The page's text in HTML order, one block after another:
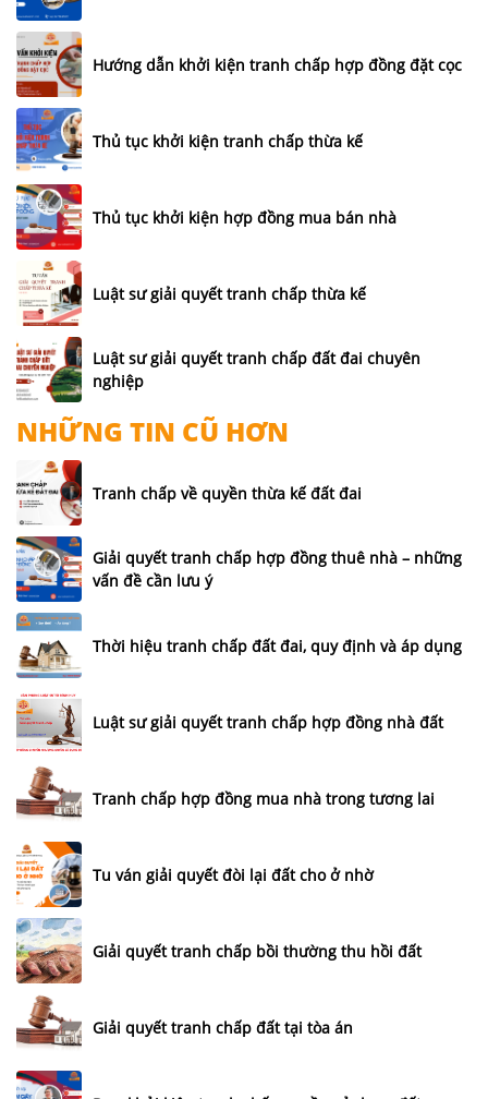
Hướng dẫn khởi kiện tranh chấp hợp đồng đặt cọc
Thủ tục khởi kiện tranh chấp thừa kế
Thủ tục khởi kiện hợp đồng mua bán nhà
Luật sư giải quyết tranh chấp thừa kế
Luật sư giải quyết tranh chấp đất đai chuyên
nghiệp
NHỮNG TIN CŨ HƠN
Tranh chấp về quyền thừa kế đất đai
Giải quyết tranh chấp hợp đồng thuê nhà – những
vấn đề cần lưu ý
Thời hiệu tranh chấp đất đai, quy định và áp dụng
Luật sư giải quyết tranh chấp hợp đồng nhà đất
Tranh chấp hợp đồng mua nhà trong tương lai
Tu ván giải quyết đòi lại đất cho ở nhờ
Giải quyết tranh chấp bồi thường thu hồi đất
Giải quyết tranh chấp đất tại tòa án